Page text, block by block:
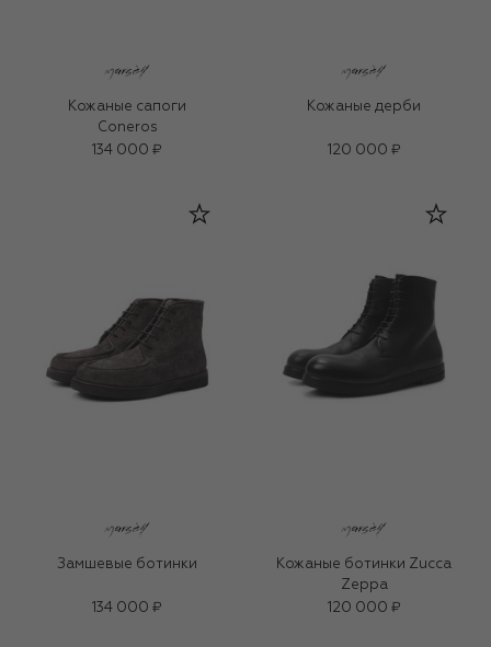
Кожаные сапоги
Coneros
134 000 ₽
Кожаные дерби
120 000 ₽
Замшевые ботинки
134 000 ₽
Кожаные ботинки Zucca
Zeppа
120 000 ₽